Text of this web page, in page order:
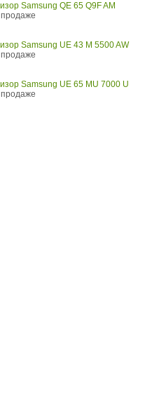
Samsung QE 65 Q9F AM
продаже
Samsung UE 43 M 5500 AW
продаже
Samsung UE 65 MU 7000 U
продаже